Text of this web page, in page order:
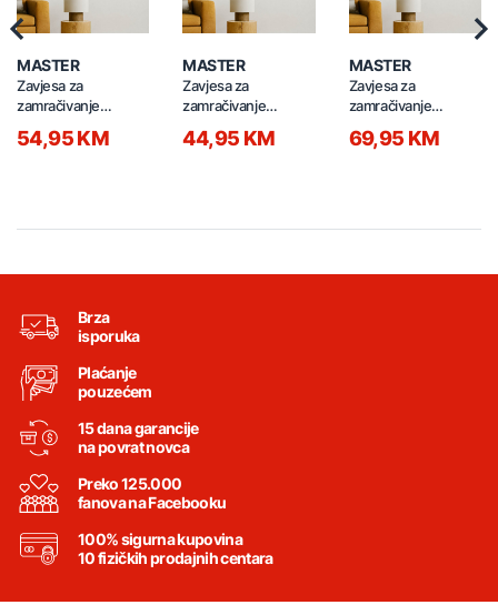
MASTER
Zavjesa za
zamračivanje
JC-B5 bijela
54,95 KM
MASTER
Zavjesa za
zamračivanje
B4 bijela
44,95 KM
MASTER
Zavjesa za
zamračivanje
JC-B3 bijela
69,95 KM
Brza
isporuka
Plaćanje
pouzećem
15 dana garancije
na povrat novca
Preko 125.000
fanova na Facebooku
100% sigurna kupovina
10 fizičkih prodajnih centara